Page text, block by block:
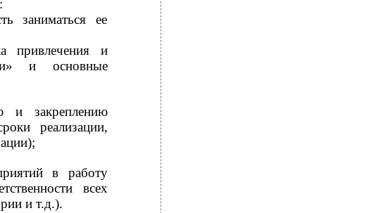
заниматься ее
привлечения и
и основные
и закреплению
реализации,
в работу
всех
и т.д.).